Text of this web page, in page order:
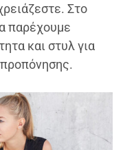
Στο
παρέχουμε
και στυλ για